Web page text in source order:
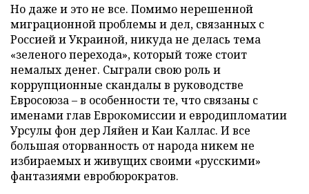
Но даже и это не все. Помимо нерешенной
миграционной проблемы и дел, связанных с
Россией и Украиной, никуда не делась тема
«зеленого перехода», который тоже стоит
немалых денег. Сыграли свою роль и
коррупционные скандалы в руководстве
Евросоюза – в особенности те, что связаны с
именами глав Еврокомиссии и евродипломатии
Урсулы фон дер Ляйен и Каи Каллас. И все
большая оторванность от народа никем не
избираемых и живущих своими «русскими»
фантазиями евробюрократов.